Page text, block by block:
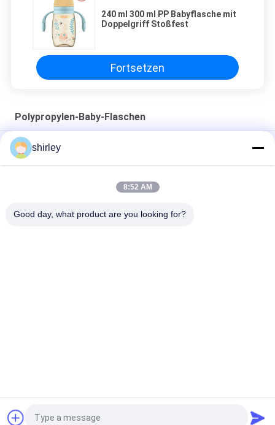
240 ml 300 ml PP Babyflasche mit
Doppelgriff Stoßfest
Fortsetzen
Polypropylen-Baby-Flaschen
Hersteller 8oz Standard-Flasche 3 Stück im Set Langsamer
Fluss Anti-Kolik-Milchflasche
Fordern Sie ein Angebot
shirley
8:52 AM
Good day, what product are you looking for?